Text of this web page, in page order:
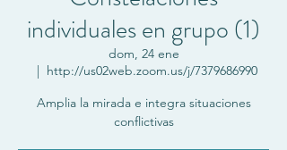
individuales en grupo (1)
dom, 24 ene
  |
http://us02web.zoom.us/j/7379686990
Amplia la mirada e integra situaciones
conflictivas